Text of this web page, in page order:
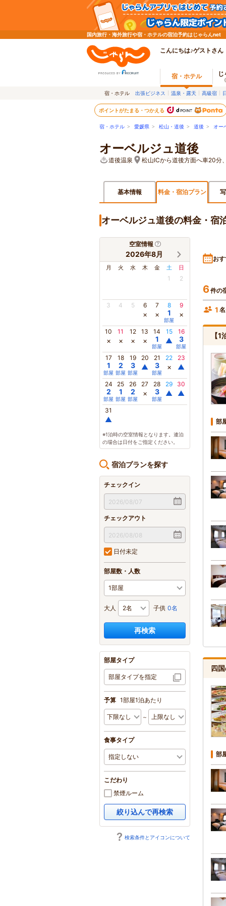
国内旅行・海外旅行や宿・ホテルの宿泊予約はじゃらんnet
こんにちは♪ゲストさん
宿・ホテル じ
宿・ホテル 出張ビジネス 温泉・露天 高級宿
ポイントがたまる・つかえる
宿・ホテル > 愛媛県 > 松山・道後 > 道後 > オー
オーベルジュ道後
道後温泉 松山ICから道後方面へ車20分
基本情報 料金・宿泊プラン
オーベルジュ道後の料金・宿
空室情報
2026年8月
月 火 水 木 金 土 日
1 2
3 4 5 6
×
7
×
8
1
部屋
9
×
10
×
11
×
12
×
13
×
14
1
部屋
15
▲
16
3
部屋
17
1
部屋
18
2
部屋
19
3
部屋
20
▲
21
3
部屋
22
×
23
▲
24
2
部屋
25
1
部屋
26
2
部屋
27
×
28
3
部屋
29
▲
30
▲
31
▲
※1泊時の空室情報となります。連泊
の場合は日付をご指定ください。
宿泊プランを探す
チェックイン
チェックアウト
日付未定
部屋数・人数
大人 子供 0名
再検索
部屋タイプ
部屋タイプを指定
予算 1部屋1泊あたり
～
食事タイプ
こだわり
禁煙ルーム
絞り込んで再検索
検索条件とアイコンについて
お
6件の
1
【
部
四
部